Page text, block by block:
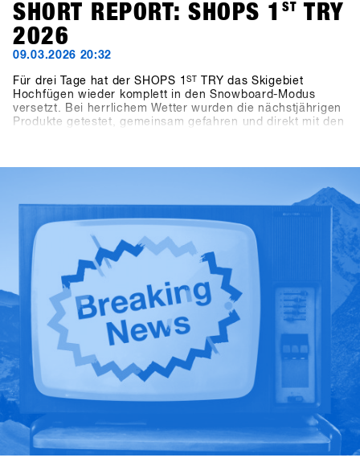
SHORT REPORT: SHOPS 1 ST TRY
2026
09.03.2026 20:32
Für drei Tage hat der SHOPS 1ST
TRY das Skigebiet
Hochfügen wieder komplett in den Snowboard-Modus
versetzt. Bei herrlichem Wetter wurden die nächstjährigen
Produkte getestet, gemeinsam gefahren und direkt mit den
ging es weiter: Bei Pub Games im BAWA, DJ-Sets im Kosis
und entspannten After Shred Gatherings fanden die Tage
gemeinsam ihren Abschluss.Insgesamt kamen 1.461
Teilnehmende aus über 30 Ländern zusammen, darunter
265 Shops.Die SHOPS 1st TRY History Gallery zeigt die
Highlights.Vom 17. bis 19. Januar 2027 kehrt SHOPS 1
TRY nach Hochfügen zurück.